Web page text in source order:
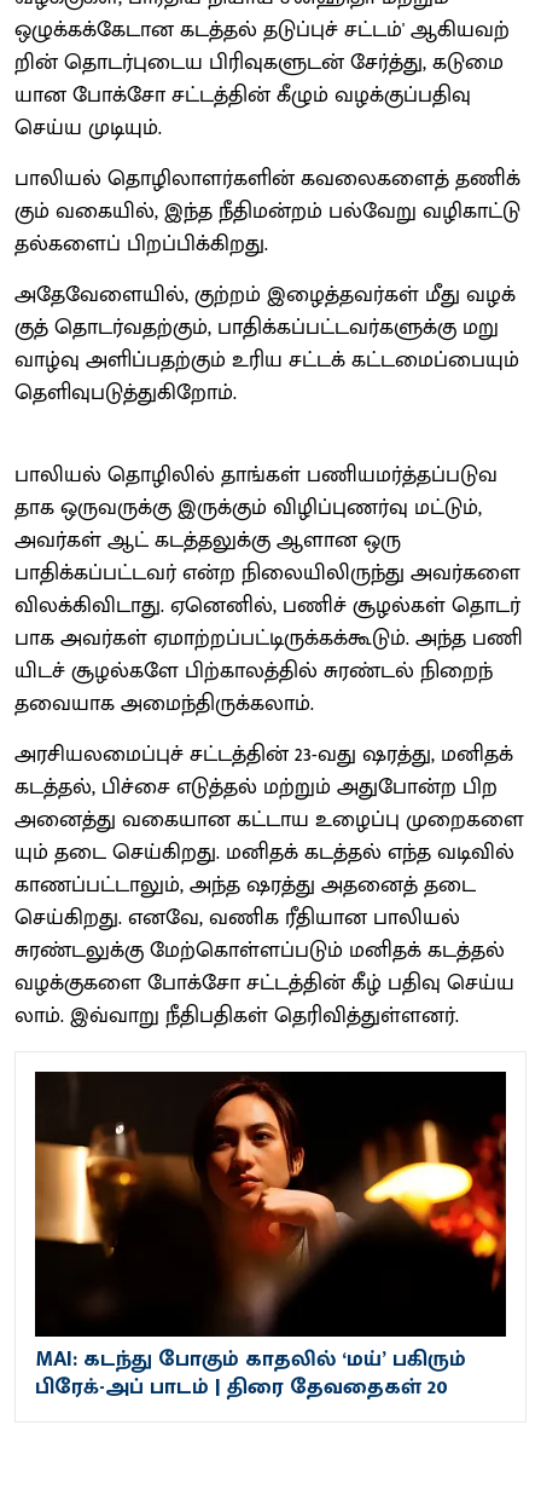
ஒழுக்கக்கேடான கடத்​தல் தடுப்​புச் சட்​டம்' ஆகிய​வற்​
றின் தொடர்புடைய பிரிவு​களு​டன் சேர்த்​து, கடுமை​
யான போக்சோ சட்​டத்​தின் கீழும் வழக்​குப்​ப​திவு
செய்ய முடி​யும்.
பாலியல் தொழிலா​ளர்​களின் கவலைகளைத் தணிக்​
கும் வகை​யில், இந்த நீதி​மன்​றம் பல்​வேறு வழி​காட்​டு​
தல்​களைப் பிறப்​பிக்​கிறது.
அதேவேளை​யில், குற்​றம் இழைத்​தவர்​கள் மீது வழக்​
குத் தொடர்வதற்​கும், பாதிக்​கப்​பட்​ட​வர்​களுக்கு மறு ​
வாழ்வு அளிப்பதற்​கும் உரிய சட்​டக் கட்​டமைப்​பை​யும்
தெளிவுபடுத்துகிறோம்.
பாலியல் தொழிலில் தாங்​கள் பணியமர்த்​தப்​படு​வ​
தாக ஒரு​வருக்கு இருக்​கும் விழிப்​புணர்வு மட்டும்,
அவர்​கள் ஆட்​ கடத்​தலுக்கு ஆளான ஒரு
பாதிக்கப்பட்டவர் என்ற நிலை​யி​லிருந்து அவர்​களை
விலக்கிவிடாது. ஏனெனில், பணிச்​ சூழல்​கள் தொடர்​
பாக அவர்கள் ஏமாற்​றப்​பட்​டிருக்​கக்​கூடும். அந்த பணி​
யிடச் சூழல்களே பிற்​காலத்​தில் சுரண்​டல் நிறைந்​
தவை​யாக அமைந்திருக்​கலாம்.
அரசி​யலமைப்​புச் சட்​டத்​தின் 23-வது ஷரத்​து, மனிதக்
கடத்​தல், பிச்சை எடுத்​தல் மற்​றும் அது​போன்ற பிற
அனைத்து வகை​யான கட்​டாய உழைப்பு முறை​களை​
யும் தடை செய்​கிறது. மனிதக் கடத்​தல் எந்த வடி​வில்
காணப்​பட்​டாலும், அந்த ஷரத்து அதனைத் தடை
செய்​கிறது. எனவே, வணிக ரீ​தி​யான பாலியல்
சுரண்டலுக்கு மேற்​கொள்​ளப்​படும் மனிதக் கடத்​தல்
வழக்குகளை போக்சோ சட்​டத்​தின் கீழ் பதிவு செய்​ய​
லாம். இவ்வாறு நீதிப​தி​கள்​ தெரி​வித்​துள்​ளனர்​.
MAI: கடந்து போகும் காதலில் ‘மய்’ பகிரும்
பிரேக்-அப் பாடம் | திரை தேவதைகள் 20